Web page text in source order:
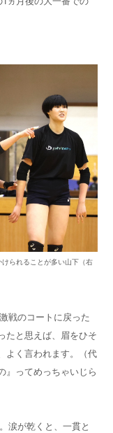
られることが多い山下（右
戦のコートに戻った
たと思えば、眉をひそ
よく言われます。（代
』ってめっちゃいじら
涙が乾くと、一貫と